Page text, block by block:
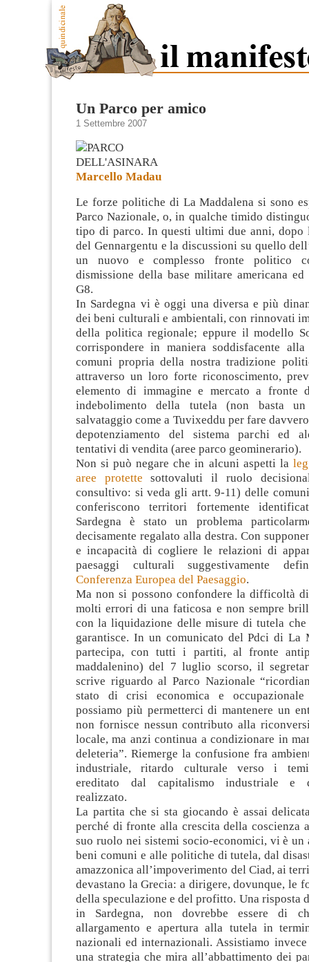
Un Parco per amico
1 Settembre 2007
Marcello Madau
Le forze politiche di La Maddalena si sono
Parco Nazionale, o, in qualche timido
tipo di parco. In questi ultimi due anni, dopo
del Gennargentu e la discussioni su quello
un nuovo e complesso fronte politico
dismissione della base militare americana
G8.
In Sardegna vi è oggi una diversa e più
dei beni culturali e ambientali, con rinnovati
della politica regionale; eppure il modello
corrispondere in maniera soddisfacente
comuni propria della nostra tradizione
attraverso un loro forte riconoscimento,
elemento di immagine e mercato a fronte
indebolimento della tutela (non basta
salvataggio come a Tuvixeddu per fare
depotenziamento del sistema parchi ed
tentativi di vendita (aree parco geominerario).
Non si può negare che in alcuni aspetti la
aree protette sottovaluti il ruolo
consultivo: si veda gli artt. 9-11) delle
conferiscono territori fortemente
Sardegna è stato un problema
decisamente regalato alla destra. Con
e incapacità di cogliere le relazioni di
paesaggi culturali suggestivamente
Conferenza Europea del Paesaggio.
Ma non si possono confondere la difficoltà
molti errori di una faticosa e non sempre
con la liquidazione delle misure di tutela che
garantisce. In un comunicato del Pdci di La
partecipa, con tutti i partiti, al fronte
maddalenino) del 7 luglio scorso, il
scrive riguardo al Parco Nazionale
stato di crisi economica e occupazionale
possiamo più permetterci di mantenere un
non fornisce nessun contributo alla
locale, ma anzi continua a condizionare in
deleteria”. Riemerge la confusione fra
industriale, ritardo culturale verso i temi
ereditato dal capitalismo industriale e
realizzato.
La partita che si sta giocando è assai
perché di fronte alla crescita della coscienza
suo ruolo nei sistemi socio-economici, vi è un
beni comuni e alle politiche di tutela, dal
amazzonica all’impoverimento del Ciad, ai
devastano la Grecia: a dirigere, dovunque, le
della speculazione e del profitto. Una risposta
in Sardegna, non dovrebbe essere di
allargamento e apertura alla tutela in
nazionali ed internazionali. Assistiamo
una strategia che mira all’abbattimento dei